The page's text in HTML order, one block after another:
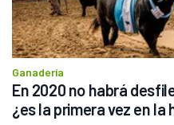
Ganadería
En 2020 no habrá
¿es la primera vez en la